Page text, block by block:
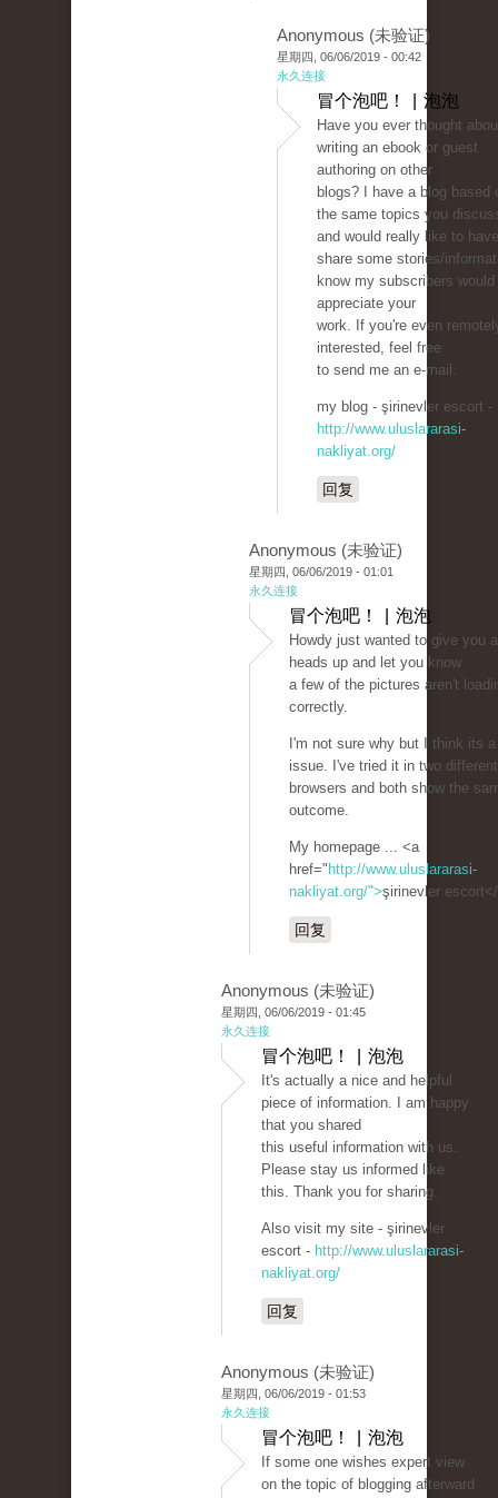
Anonymous (未验证)
星期四, 06/06/2019 - 00:42
永久连接
冒个泡吧！ | 泡泡
Have you ever thought
writing an ebook or guest
authoring on other
blogs? I have a blog based
the same topics you
and would really like to
share some stories/
know my subscribers would
appreciate your
work. If you're even
interested, feel free
to send me an e-mail.
my blog - şirinevler escort -
http://www.uluslararasi-
nakliyat.org/
回复
Anonymous (未验证)
星期四, 06/06/2019 - 01:01
永久连接
冒个泡吧！ | 泡泡
Howdy just wanted to give you
heads up and let you know
a few of the pictures aren't
correctly.
I'm not sure why but I think its
issue. I've tried it in two different
browsers and both show the
outcome.
My homepage ... <a
href=" http://www.uluslararasi-
nakliyat.org/">şirinevler
回复
Anonymous (未验证)
星期四, 06/06/2019 - 01:45
永久连接
冒个泡吧！ | 泡泡
It's actually a nice and helpful
piece of information. I am happy
that you shared
this useful information with us.
Please stay us informed like
this. Thank you for sharing.
Also visit my site - şirinevler
escort - http://www.uluslararasi-
nakliyat.org/
回复
Anonymous (未验证)
星期四, 06/06/2019 - 01:53
永久连接
冒个泡吧！ | 泡泡
If some one wishes expert view
on the topic of blogging afterward